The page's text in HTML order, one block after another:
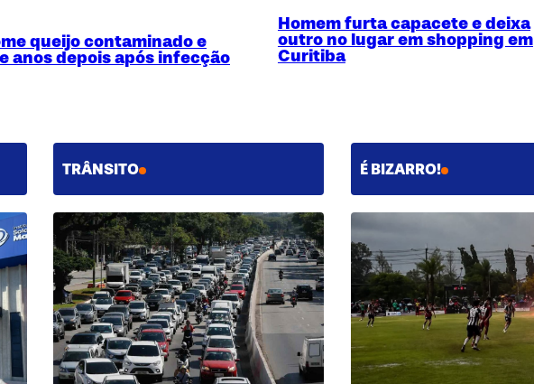
queijo contaminado e
anos depois após infecção
Homem furta capacete e deixa
outro no lugar em shopping em
Curitiba
TRÂNSITO É BIZARRO!